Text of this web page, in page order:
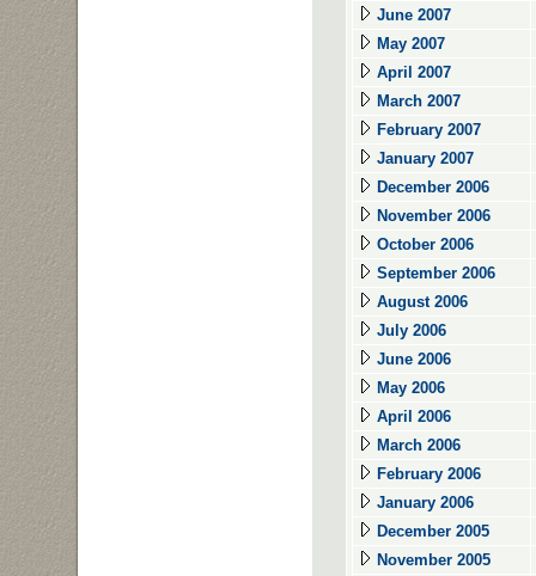
June 2007
May 2007
April 2007
March 2007
February 2007
January 2007
December 2006
November 2006
October 2006
September 2006
August 2006
July 2006
June 2006
May 2006
April 2006
March 2006
February 2006
January 2006
December 2005
November 2005